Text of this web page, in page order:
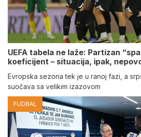
UEFA tabela ne laže: Partizan
koeficijent – situacija, ipak,
Evropska sezona tek je u ranoj fazi, a
suočava sa velikim izazovom
FUDBAL